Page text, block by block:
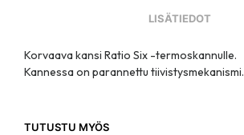
LISÄTIEDOT
Korvaava kansi Ratio Six -termoskannulle.
Kannessa on parannettu tiivistysmekanismi.
TUTUSTU MYÖS